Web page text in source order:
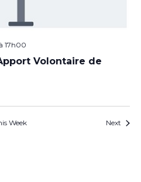
17h00
Volontaire de
Week Next